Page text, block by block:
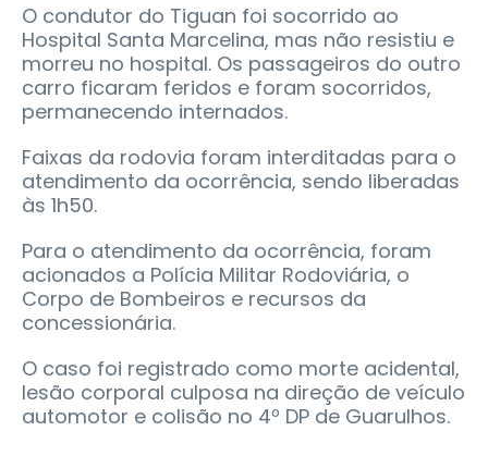
O condutor do Tiguan foi socorrido ao
Hospital Santa Marcelina, mas não resistiu e
morreu no hospital. Os passageiros do outro
carro ficaram feridos e foram socorridos,
permanecendo internados.
Faixas da rodovia foram interditadas para o
atendimento da ocorrência, sendo liberadas
às 1h50.
Para o atendimento da ocorrência, foram
acionados a Polícia Militar Rodoviária, o
Corpo de Bombeiros e recursos da
concessionária.
O caso foi registrado como morte acidental,
lesão corporal culposa na direção de veículo
automotor e colisão no 4º DP de Guarulhos.